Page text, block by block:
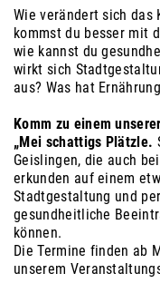
Wie verändert sich das
kommst du besser mit
wie kannst du
wirkt sich
aus? Was hat
Komm zu einem
„Mei schattigs Plätzle.
Geislingen, die auch
erkunden auf einem
Stadtgestaltung und
gesundheitliche
können.
Die Termine finden ab
unserem